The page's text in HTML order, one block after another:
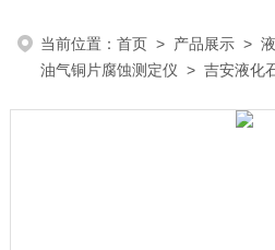
当前位置：首页 > 产品展示 >
油气铜片腐蚀测定仪 > 吉安液化